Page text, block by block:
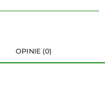
OPINIE (0)